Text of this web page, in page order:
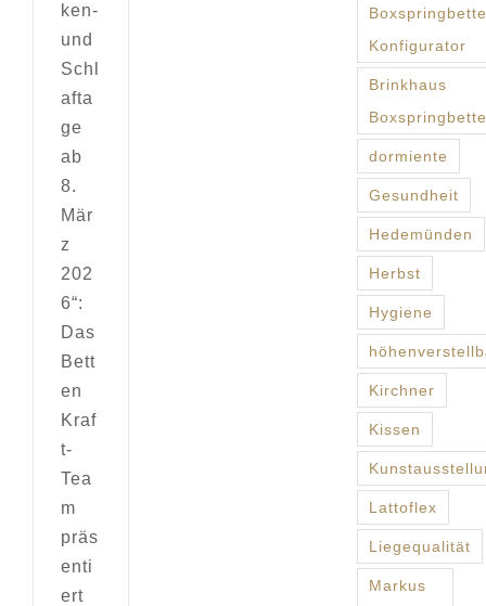
ken-
und
Schl
afta
ge
ab
8.
Mär
z
202
6“:
Das
Bett
en
Kraf
t-
Tea
m
präs
enti
ert
Konfigurator
Brinkhaus
dormiente
Gesundheit
Hedemünden
Herbst
Hygiene
Kirchner
Kissen
Lattoflex
Liegequalität
Markus